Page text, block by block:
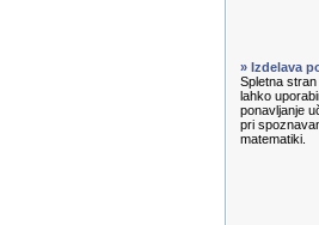
» Izdelava
Spletna
lahko
ponavljanje
pri
matematiki.